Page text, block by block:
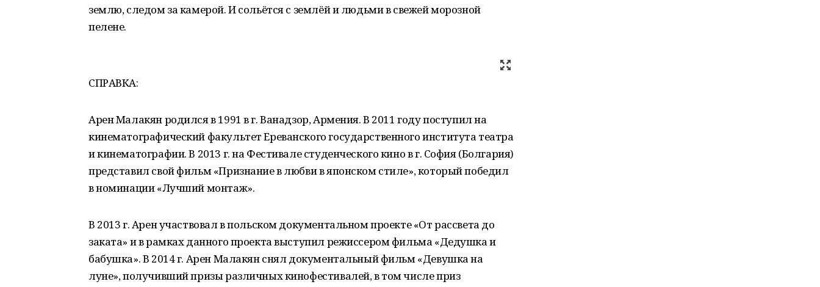
землю, следом за камерой. И сольётся с землёй и людьми в свежей морозной
пелене.
СПРАВКА:
Арен Малакян родился в 1991 в г. Ванадзор, Армения. В 2011 году поступил на
кинематографический факультет Ереванского государственного института театра
и кинематографии. В 2013 г. на Фестивале студенческого кино в г. София (Болгария)
представил свой фильм «Признание в любви в японском стиле», который победил
в номинации «Лучший монтаж».
В 2013 г. Арен участвовал в польском документальном проекте «От рассвета до
заката» и в рамках данного проекта выступил режиссером фильма «Дедушка и
бабушка». В 2014 г. Арен Малакян снял документальный фильм «Девушка на
луне», получивший призы различных кинофестивалей, в том числе приз